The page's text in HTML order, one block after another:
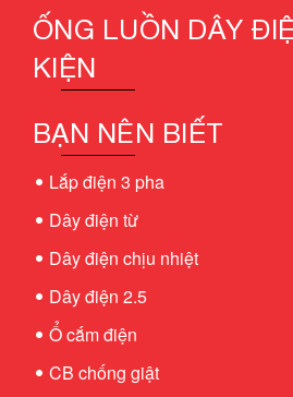
ỐNG LUỒN DÂY
KIỆN
BẠN NÊN BIẾT
Lắp điện 3 pha
Dây điện từ
Dây điện chịu nhiệt
Dây điện 2.5
Ổ cắm điện
CB chống giật